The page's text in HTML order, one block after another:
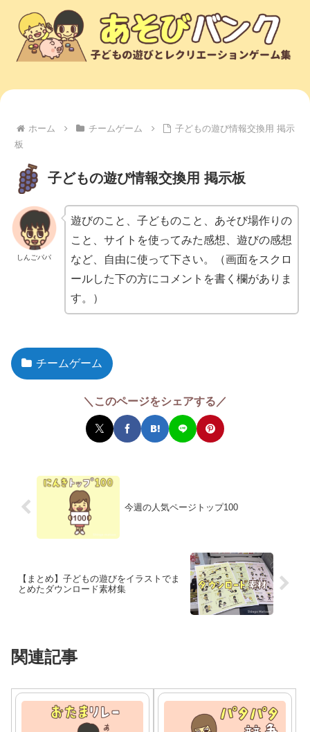
ホーム チームゲーム
子どもの遊び情報交換用 掲示
板
子どもの遊び情報交換用 掲示板
しんごパパ
遊びのこと、子どものこと、あそび場作りの
こと、サイトを使ってみた感想、遊びの感想
など、自由に使って下さい。（画面をスクロ
ールした下の方にコメントを書く欄がありま
す。）
チームゲーム
＼このページをシェアする／
今週の人気ページトップ100
【まとめ】子どもの遊びをイラストでま
とめたダウンロード素材集
関連記事